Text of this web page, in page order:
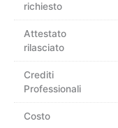
richiesto
Attestato
rilasciato
Crediti
Professionali
Costo